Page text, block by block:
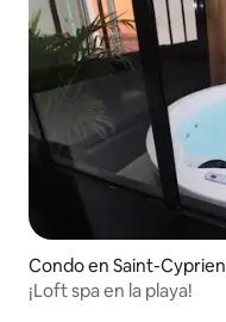
Condo en Saint-Cyprien
¡Loft spa en la playa!